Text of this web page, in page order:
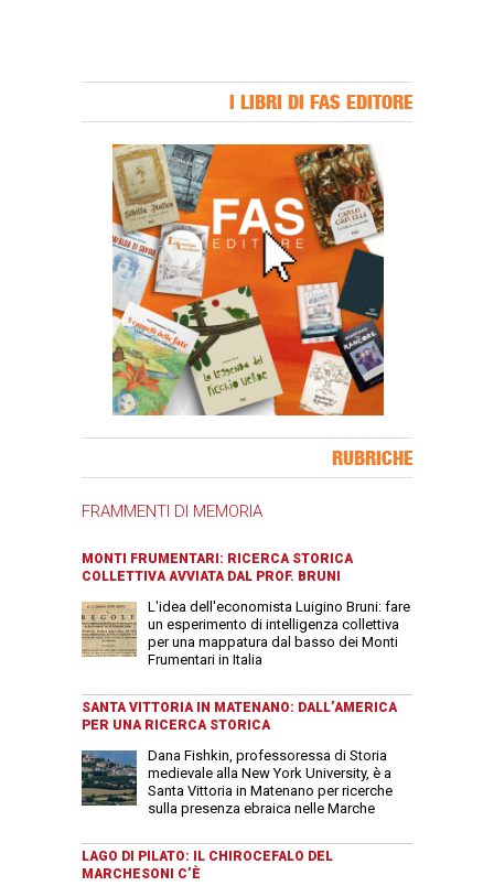
I LIBRI DI FAS EDITORE
RUBRICHE
FRAMMENTI DI MEMORIA
MONTI FRUMENTARI: RICERCA STORICA
COLLETTIVA AVVIATA DAL PROF. BRUNI
L'idea dell'economista Luigino Bruni: fare
un esperimento di intelligenza collettiva
per una mappatura dal basso dei Monti
Frumentari in Italia
SANTA VITTORIA IN MATENANO: DALL’AMERICA
PER UNA RICERCA STORICA
Dana Fishkin, professoressa di Storia
medievale alla New York University, è a
Santa Vittoria in Matenano per ricerche
sulla presenza ebraica nelle Marche
LAGO DI PILATO: IL CHIROCEFALO DEL
MARCHESONI C’È